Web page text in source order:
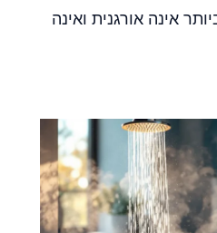
אינה אורגנית ואינה